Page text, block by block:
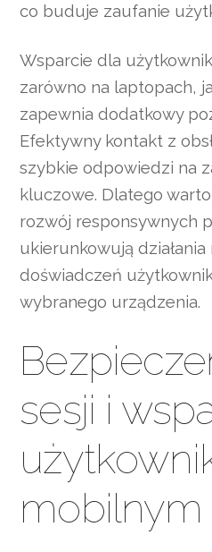
co buduje zaufanie
Wsparcie dla
zarówno na laptopach,
zapewnia dodatkowy
Efektywny kontakt z
szybkie odpowiedzi na
kluczowe. Dlatego
rozwój responsywnych
ukierunkowują
doświadczeń
wybranego urządzenia.
sesji i
mobilnym